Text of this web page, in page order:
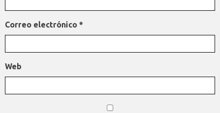
Correo electrónico *
Web